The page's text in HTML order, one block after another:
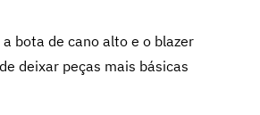
bota de cano alto e o blazer
deixar peças mais básicas